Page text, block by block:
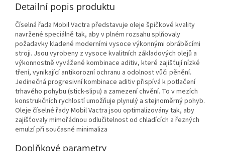
Detailní popis produktu
Číselná řada Mobil Vactra představuje oleje špičkové kvality
navržené speciálně tak, aby v plném rozsahu splňovaly
požadavky kladené moderními vysoce výkonnými obráběcími
stroji. Jsou vyrobeny z vysoce kvalitních základových olejů a
výkonnostně vyvážené kombinace aditiv, které zajišťují nízké
tření, vynikající antikorozní ochranu a odolnost vůči pěnění.
Jedinečná progresivní kombinace aditiv přispívá k potlačení
trhavého pohybu (stick-slipu) a zamezení chvění. To v mezích
konstrukčních rychlostí umožňuje plynulý a stejnoměrný pohyb.
Oleje číselné řady Mobil Vactra jsou optimalizovány tak, aby
zajišťovaly mimořádnou odlučitelnost od chladících a řezných
emulzí při současné minimaliza
Doplňkové parametry